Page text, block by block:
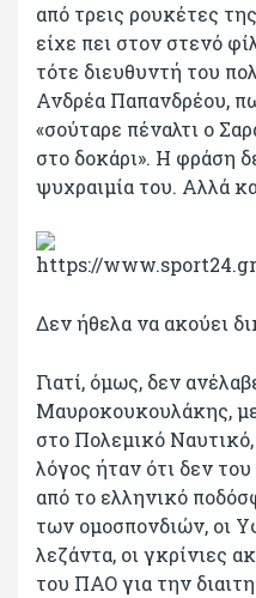
από τρεις ρουκέτες
είχε πει στον στενό
τότε διευθυντή του
Ανδρέα Παπανδρέου,
«σούταρε πέναλτι ο
στο δοκάρι». Η φράση
ψυχραιμία του. Αλλά
Δεν ήθελα να ακούει
Γιατί, όμως, δεν
Μαυροκουκουλάκης,
στο Πολεμικό
λόγος ήταν ότι δεν
από το ελληνικό
των ομοσπονδιών, οι
λεζάντα, οι γκρίνιες
του ΠΑΟ για την